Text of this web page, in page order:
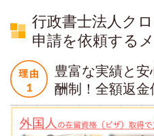
行政書士法人ク
申請を依頼する
豊富な実績と
酬制！全額返金